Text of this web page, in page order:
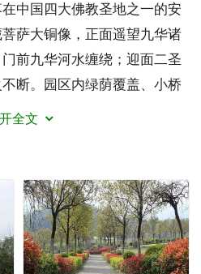
中国四大佛教圣地之一的安
萨大铜像，正面遥望九华诸
前九华河水缠绕；迎面二圣
断。园区内绿荫覆盖、小桥
更有禅韵；山、水、亭、
园是原九华山佛教协会会长
满足四海信众在地藏菩萨道
人的愿望。为圆仁德老和尚
厅批准投资兴建，为四海信
形式服务的现代公墓。
全文